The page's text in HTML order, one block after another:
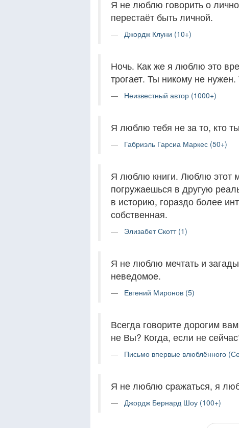
Я не люблю говорить о
перестаёт быть личной.
Джордж Клуни (10+)
Ночь. Как же я люблю это
трогает. Ты никому не
Неизвестный автор (1000+)
Я люблю тебя не за то, кто
Габриэль Гарсиа Маркес (50+)
Я люблю книги. Люблю этот
погружаешься в другую
в историю, гораздо более
собственная.
Элизабет Скотт (1)
Я не люблю мечтать и
неведомое.
Евгений Миронов (5)
Всегда говорите дорогим
не Вы? Когда, если не
Письмо впервые влюблённого
Я не люблю сражаться, я
Джордж Бернард Шоу (100+)